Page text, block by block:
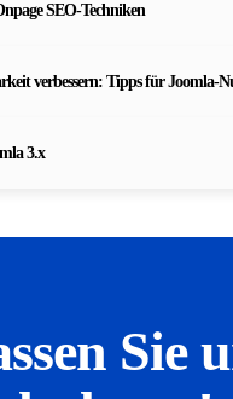
SEO-Techniken
verbessern: Tipps für Joomla-
3.x
Sie